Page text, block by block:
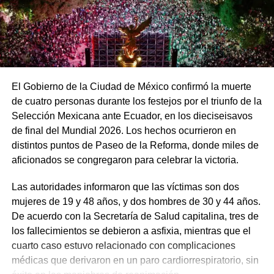
El Gobierno de la Ciudad de México confirmó la muerte
de cuatro personas durante los festejos por el triunfo de la
Selección Mexicana ante Ecuador, en los dieciseisavos
de final del Mundial 2026. Los hechos ocurrieron en
distintos puntos de Paseo de la Reforma, donde miles de
aficionados se congregaron para celebrar la victoria.
Las autoridades informaron que las víctimas son dos
mujeres de 19 y 48 años, y dos hombres de 30 y 44 años.
De acuerdo con la Secretaría de Salud capitalina, tres de
los fallecimientos se debieron a asfixia, mientras que el
cuarto caso estuvo relacionado con complicaciones
médicas que derivaron en un paro cardiorrespiratorio, sin